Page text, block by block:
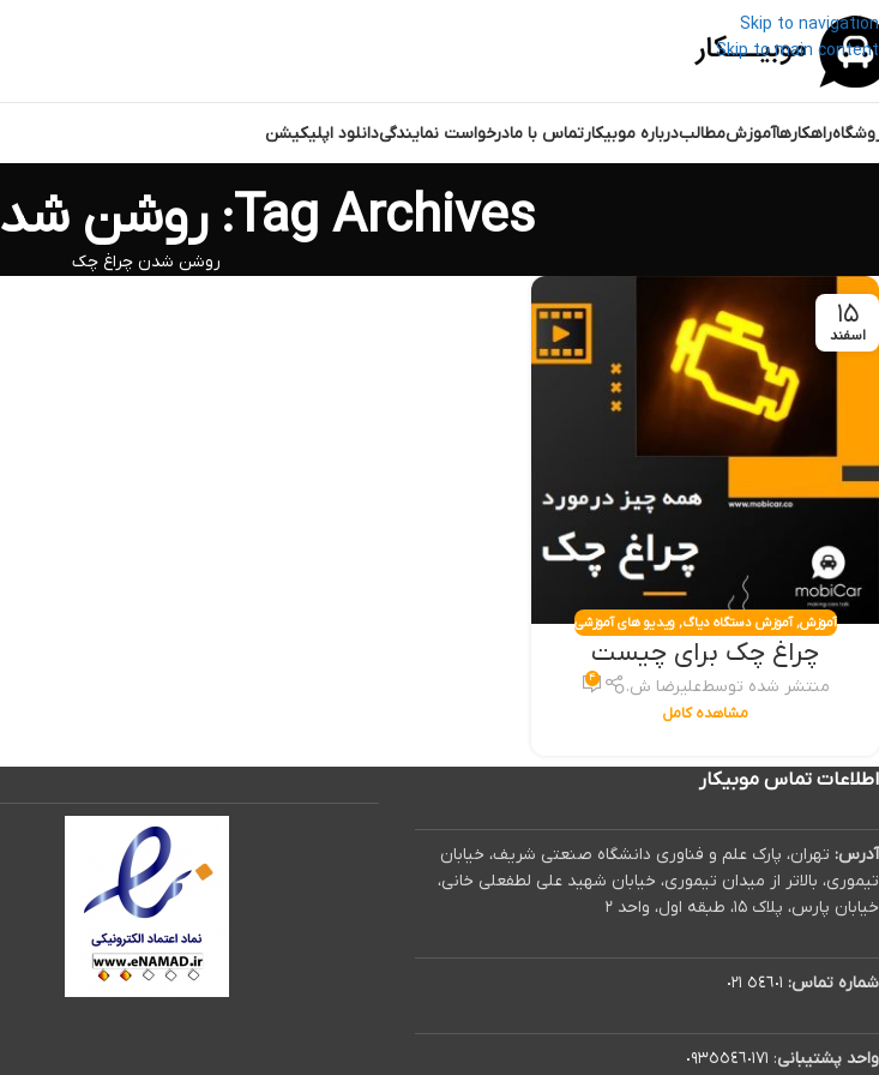
Skip to navigation
Skip to main content
راهکارهاآموزشمطالبدرباره موبیکارتماس با مادرخواست نمایندگیدانلود اپلیکیشن
Tag Archives: روشن شدن چراغ چک
روشن شدن چراغ چک
۱۵
اسفند
آموزش,آموزش دستگاه دیاگ,ویدیو های آموزشی
چراغ چک برای چیست
منتشر شده توسطعلیرضا ش. ۴
مشاهده کامل
اطلاعات تماس موبیکار
آدرس: تهران، پارک علم و فناوری دانشگاه صنعتی شریف، خیابان
تیموری، بالاتر از میدان تیموری، خیابان شهید علی لطفعلی خانی،
خیابان پارس، پلاک ۱۵، طبقه اول، واحد ۲
شماره تماس: ٥٤٦٠١ ٠٢١
واحد پشتیبانی: ٠٩٣٥٥٤٦٠١٧١